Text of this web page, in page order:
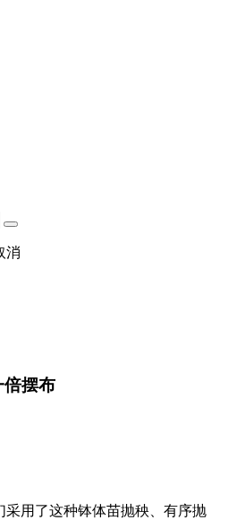
消
倍摆布
用了这种钵体苗抛秧、有序抛